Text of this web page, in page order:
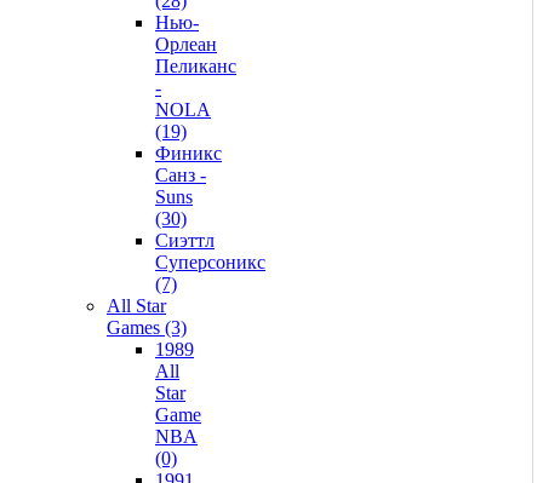
Нью-
Орлеан
Пеликанс
-
NOLA
(19)
Финикс
Санз -
Suns
(30)
Сиэттл
Суперсоникс
(7)
All Star
Games (3)
1989
All
Star
Game
NBA
(0)